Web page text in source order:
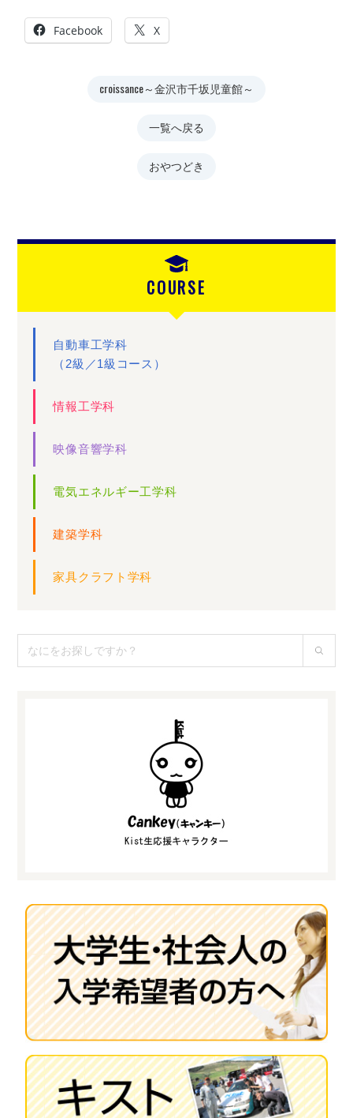
Facebook X
croissance～金沢市千坂児童館～
一覧へ戻る
おやつどき
COURSE
自動車工学科
（2級／1級コース）
情報工学科
映像音響学科
電気エネルギー工学科
建築学科
家具クラフト学科